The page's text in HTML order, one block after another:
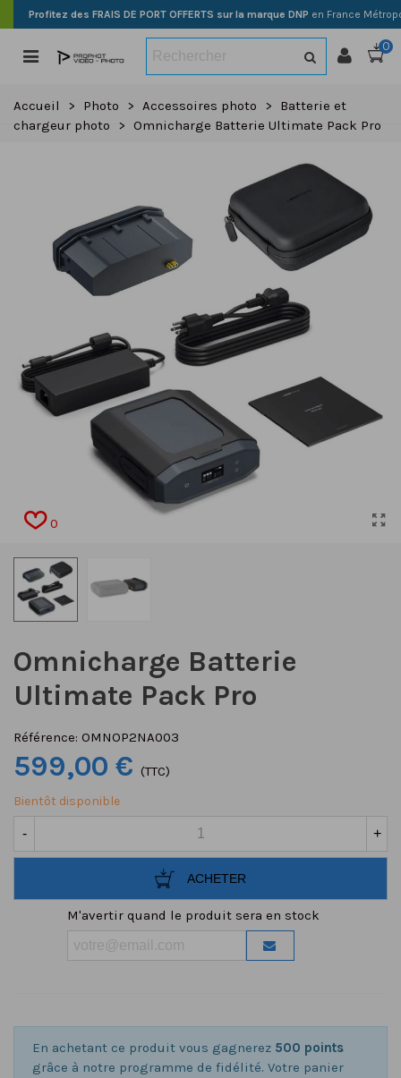
Profitez des FRAIS DE PORT OFFERTS sur la marque DNP en France
0
Accueil > Photo > Accessoires photo >
Batterie et
chargeur photo
> Omnicharge Batterie Ultimate Pack Pro
0
Omnicharge Batterie
Ultimate Pack Pro
Référence: OMNOP2NA003
599,00 € (TTC)
Bientôt disponible
- +
ACHETER
M'avertir quand le produit sera en stock
En achetant ce produit vous gagnerez 500 points
grâce à notre programme de fidélité. Votre panier